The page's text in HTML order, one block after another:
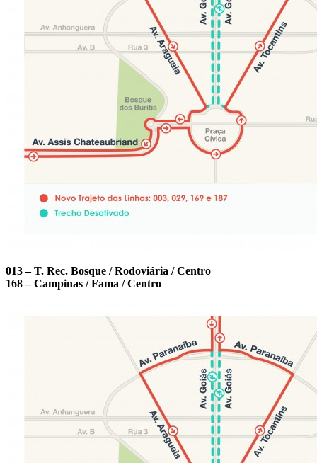
013 – T. Rec. Bosque / Rodoviária / Centro
168 – Campinas / Fama / Centro